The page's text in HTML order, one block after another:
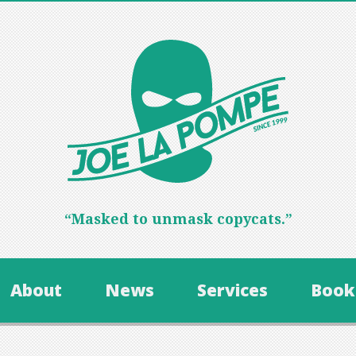
“Masked to unmask copycats.”
About News Services